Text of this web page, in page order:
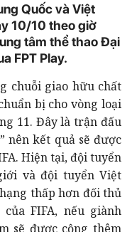
Quốc và Việt
10/10 theo giờ
tâm thể thao Đại
FPT Play.
chuỗi giao hữu chất
bị cho vòng loại
11. Đây là trận đấu
nên kết quả sẽ được
Hiện tại, đội tuyển
và đội tuyển Việt
thấp hơn đối thủ
FIFA, nếu giành
sẽ được cộng thêm